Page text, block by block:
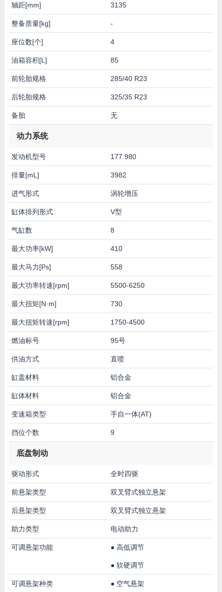
轴距[mm] 3135
整备质量[kg] -
座位数[个] 4
油箱容积[L] 85
前轮胎规格 285/40 R23
后轮胎规格 325/35 R23
备胎 无
动力系统
发动机型号 177 980
排量[mL] 3982
进气形式 涡轮增压
缸体排列形式 V型
气缸数 8
最大功率[kW] 410
最大马力[Ps] 558
最大功率转速[rpm] 5500-6250
最大扭矩[N·m] 730
最大扭矩转速[rpm] 1750-4500
燃油标号 95号
供油方式 直喷
缸盖材料 铝合金
缸体材料 铝合金
变速箱类型 手自一体(AT)
挡位个数 9
底盘制动
驱动形式 全时四驱
前悬架类型 双叉臂式独立悬架
后悬架类型 双叉臂式独立悬架
助力类型 电动助力
可调悬架功能 ● 高低调节
● 软硬调节
可调悬架种类 ● 空气悬架